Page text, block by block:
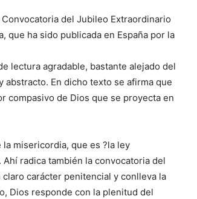
del Jubileo Extraordinario
que ha sido publicada en España por la
lectura agradable, bastante alejado del
En dicho texto se afirma que
compasivo de Dios que se proyecta en
misericordia, que es ?la ley
radica también la convocatoria del
carácter penitencial y conlleva la
Dios responde con la plenitud del